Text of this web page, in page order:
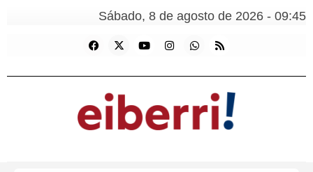
Sábado, 8 de agosto de 2026 - 09:45